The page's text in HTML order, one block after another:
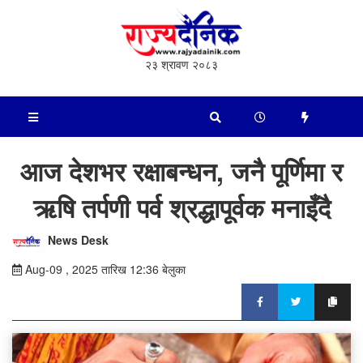
२३ श्रावण २०८३
आज देशभर रक्षाबन्धन, जनै पूर्णिमा र
ऋषि तर्पणी पर्व श्रद्धापूर्वक मनाइँदै
News Desk
Aug-09 , 2025 तारिख 12:36 बेलुका